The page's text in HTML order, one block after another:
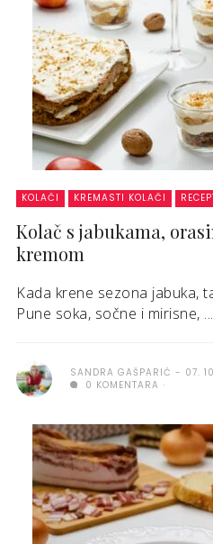
KOLAČI KREMASTI KOLAČI
Kolač s jabukama,
kremom
Kada krene sezona jabuka,
Pune soka, sočne i mirisne, ...
SANDRA GAŠPARIĆ
07.
0 KOMENTARA